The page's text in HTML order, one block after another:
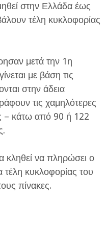
στην Ελλάδα έως
τέλη κυκλοφορίας
μετά την 1η
με βάση τις
στην άδεια
τις χαμηλότερες
– κάτω από 90 ή 122
κληθεί να πληρώσει ο
τέλη κυκλοφορίας του
πίνακες.